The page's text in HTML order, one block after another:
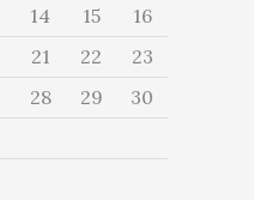
14 15
16
21 22
23
28 29
30